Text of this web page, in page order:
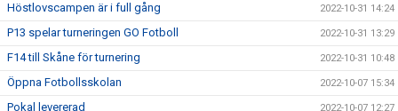
Höstlovscampen är i full gång 2022-10-31 14:24
P13 spelar turneringen GO Fotboll 2022-10-31 13:29
F14 till Skåne för turnering 2022-10-31 10:48
Öppna Fotbollsskolan 2022-10-07 15:34
Pokal levererad 2022-10-07 12:27